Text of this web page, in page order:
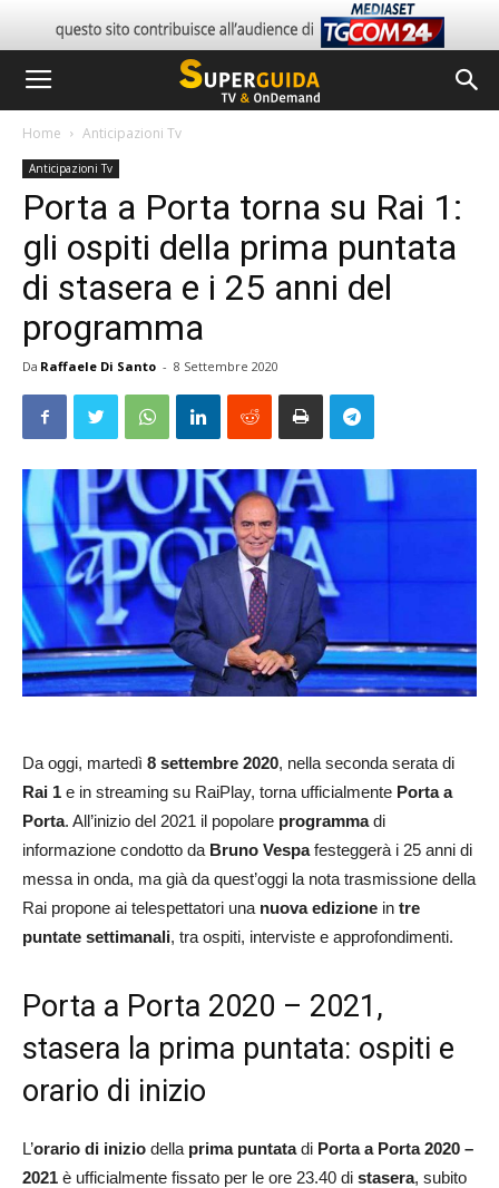
Home Anticipazioni Tv
Anticipazioni Tv
Porta a Porta torna su Rai 1:
gli ospiti della prima puntata
di stasera e i 25 anni del
programma
Da Raffaele Di Santo - 8 Settembre 2020
Da oggi, martedì 8 settembre 2020, nella seconda serata di
Rai 1 e in streaming su RaiPlay, torna ufficialmente Porta a
Porta. All’inizio del 2021 il popolare programmadi
informazione condotto da Bruno Vespafesteggerà i 25 anni di
messa in onda, ma già da quest’oggi la nota trasmissione della
Rai propone ai telespettatori una nuova edizione in tre
puntate settimanali, tra ospiti, interviste e approfondimenti.
Porta a Porta 2020 – 2021,
stasera la prima puntata: ospiti e
orario di inizio
L’orario di inizio della prima puntatadi Porta a Porta 2020 –
2021 è ufficialmente fissato per le ore 23.40 di stasera, subito